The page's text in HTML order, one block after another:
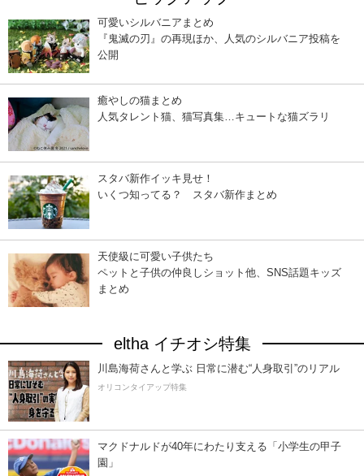
可愛いシルバニアまとめ
『鬼滅の刃』の再現ほか、人気のシルバニア投稿を
公開
癒やしの猫まとめ
人気タレント猫、猫写真集…キュートな猫ズラリ
スタバ新作イッキ見せ！
いくつ知ってる？ スタバ新作まとめ
天使級に可愛い子供たち
ペットと子供の仲良しショット他、SNS話題キッズ
まとめ
eltha イチオシ特集
川島海荷さんと学ぶ 日常に潜む“人身取引”のリアル
オリコンタイアップ特集
マクドナルドが40年にわたり支える「小学生の甲子
園」